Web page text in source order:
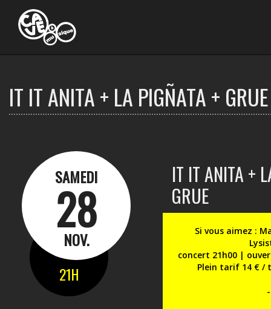
IT IT ANITA + LA PIGÑATA + GRUE
21H
SAMEDI
28
NOV.
IT IT ANITA +
GRUE
Si vous aimez :
concert 21h00 |
Plein tarif 14 € /